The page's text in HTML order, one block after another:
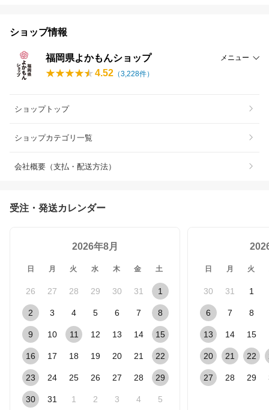
ショップ情報
福岡県よかもんショップ メニュー
4.52 （3,228件）
ショップトップ
ショップカテゴリ一覧
会社概要（支払・配送方法）
受注・発送カレンダー
2026年8月
日 月 火 水 木 金 土
26 27 28 29 30 31 1
2 3 4 5 6 7 8
9 10 11 12 13 14 15
16 17 18 19 20 21 22
23 24 25 26 27 28 29
30 31 1 2 3 4 5
日 月 火
30 31 1
6 7 8
13 14 15
20 21 22
27 28 29